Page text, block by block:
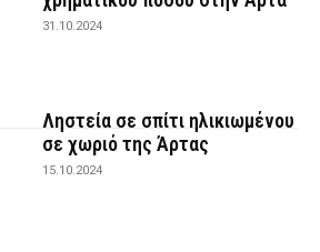
31.10.2024
Ληστεία σε σπίτι ηλικιωμένου
σε χωριό της Άρτας
15.10.2024